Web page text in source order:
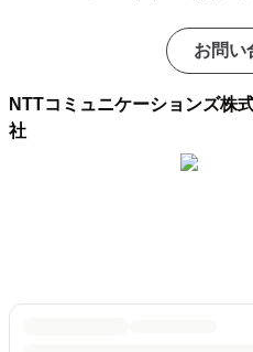
お問い
NTTコミュニケーションズ
社